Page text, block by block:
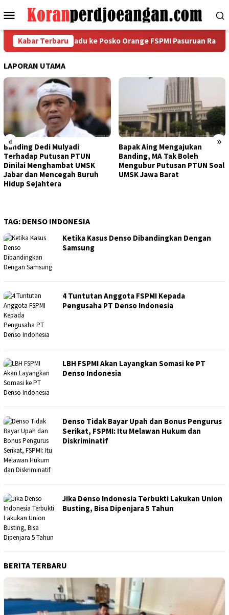
ke
Menu
Mobile
Kabar Terbaru
Abadi Mengadu ke Posko Orange FSPMI Pasuruan Raya
LAPORAN UTAMA
« »
Banding Dedi Mulyadi
Terhadap Putusan PTUN
Dinilai Menghambat UMSK
Jabar dan Mencegah Buruh
Hidup Sejahtera
Bapak Aing Mengajukan
Banding, MA Tak Boleh
Mengubur Putusan PTUN Soal
UMSK Jawa Barat
TAG: DENSO INDONESIA
Ketika Kasus Denso Dibandingkan Dengan
Samsung
4 Tuntutan Anggota FSPMI Kepada
Pengusaha PT Denso Indonesia
LBH FSPMI Akan Layangkan Somasi ke PT
Denso Indonesia
Denso Tidak Bayar Upah dan Bonus Pengurus
Serikat, FSPMI: Itu Melawan Hukum dan
Diskriminatif
Jika Denso Indonesia Terbukti Lakukan Union
Busting, Bisa Dipenjara 5 Tahun
BERITA TERBARU